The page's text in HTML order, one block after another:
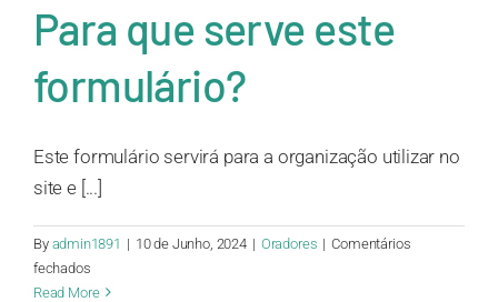
meu
currículo?
Para que serve este
formulário?
Este formulário servirá para a organização utilizar no
site e [...]
By admin1891 | 10 de Junho, 2024 | Oradores | Comentários
fechadosem
Para
Read More